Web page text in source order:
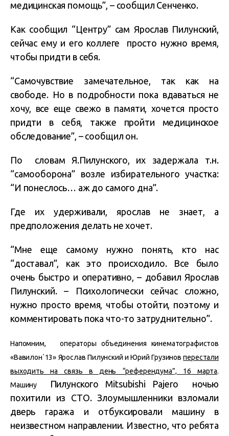
медицинская помощь”, – сообщил Сенченко.
Как сообщил “Центру” сам Ярослав Пилунский,
сейчас ему и его коллеге просто нужно время,
чтобы придти в себя.
“Самочувствие замечательное, так как на
свободе. Но в подробности пока вдаваться не
хочу, все еще свежо в памяти, хочется просто
придти в себя, также пройти медицинское
обследование”, – сообщил он.
По словам Я.Пилунского, их задержала т.н.
“самооборона” возле избирательного участка:
“И понеслось… аж до самого дна”.
Где их удерживали, ярослав не знает, а
предположения делать не хочет.
“Мне еще самому нужно понять, кто нас
“доставал”, как это происходило. Все было
очень быстро и оперативно, – добавил Ярослав
Пилунский. – Психологически сейчас сложно,
нужно просто время, чтобы отойти, поэтому и
комментировать пока что-то затруднительно”.
Напомним, операторы объединения кинематографистов
«Вавилон`13» Ярослав Пилунский и Юрий Грузиновперестали
выходить на связь в день “референдума”, 16 марта.
Машину
Пилунского Mitsubishi Pajero ночью
похитили из СТО. Злоумышленники взломали
дверь гаража и отбуксировали машину в
неизвестном направлении. Известно, что ребята